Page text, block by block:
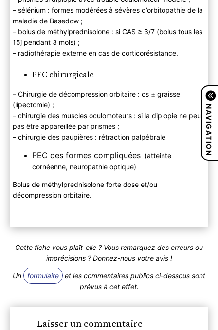
– sélénium : formes modérées à sévères d’orbitopathie de la
maladie de Basedow ;
– bolus de méthylprednisolone : si CAS ≥ 3/7 (bolus tous les
15j pendant 3 mois) ;
– radiothérapie externe en cas de corticorésistance.
PEC chirurgicale
– Chirurgie de décompression orbitaire : os ± graisse
(lipectomie) ;
– chirurgie des muscles oculomoteurs : si la diplopie ne peut
pas être appareillée par prismes ;
– chirurgie des paupières : rétraction palpébrale
PEC des formes compliquées(atteinte
cornéenne, neuropathie optique)
Bolus de méthylprednisolone forte dose et/ou
décompression orbitaire.
Cette fiche vous plaît-elle ? Vous remarquez des erreurs ou
imprécisions ? Donnez-nous votre avis !
Un formulaire
et les commentaires publics ci-dessous sont
prévus à cet effet.
Laisser un commentaire
NAVIGATION